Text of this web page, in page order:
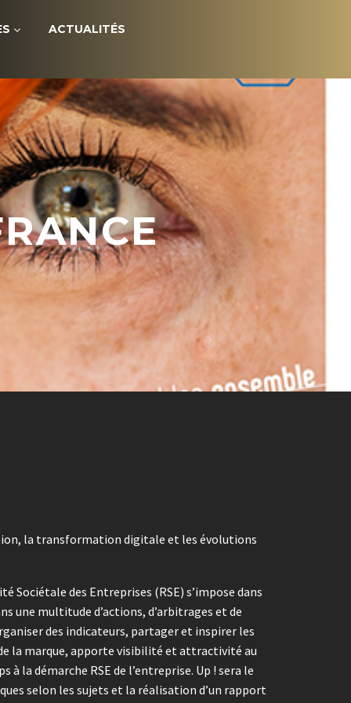
ACTUALITÉS
la transformation digitale et les évolutions
des Entreprises (RSE) s’impose dans
une multitude d’actions, d’arbitrages et de
des indicateurs, partager et inspirer les
la marque, apporte visibilité et attractivité au
la démarche RSE de l’entreprise. Up ! sera le
selon les sujets et la réalisation d’un rapport